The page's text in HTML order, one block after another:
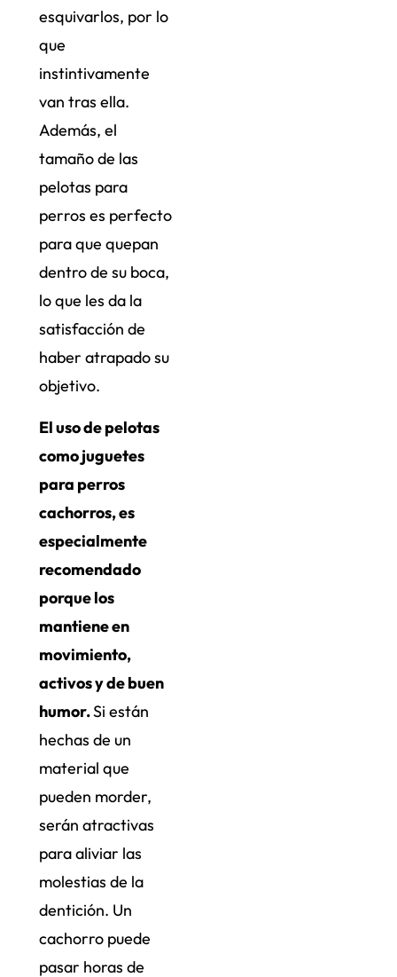
esquivarlos, por lo
que
instintivamente
van tras ella.
Además, el
tamaño de las
pelotas para
perros es perfecto
para que quepan
dentro de su boca,
lo que les da la
satisfacción de
haber atrapado su
objetivo.
El uso de pelotas
como juguetes
para perros
cachorros, es
especialmente
recomendado
porque los
mantiene en
movimiento,
activos y de buen
humor.Si están
hechas de un
material que
pueden morder,
serán atractivas
para aliviar las
molestias de la
dentición. Un
cachorro puede
pasar horas de